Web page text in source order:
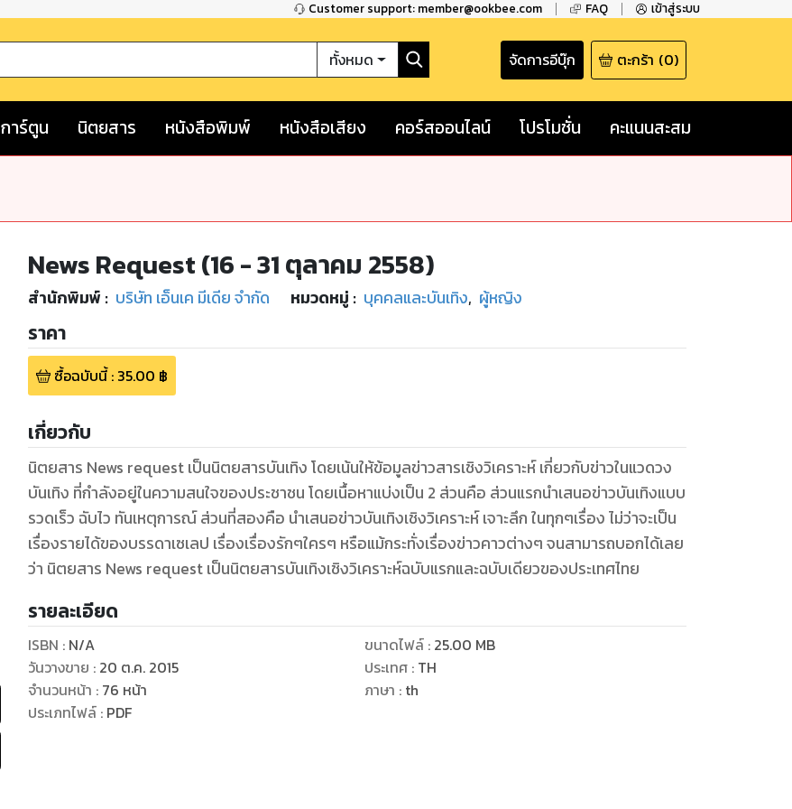
Customer support: member@ookbee.com FAQ เข้าสู่ระบบ
ทั้งหมด จัดการอีบุ๊ก ตะกร้า (0)
การ์ตูน นิตยสาร หนังสือพิมพ์ หนังสือเสียง คอร์สออนไลน์ โปรโมชั่น คะแนนสะสม
News Request (16 - 31 ตุลาคม 2558)
สำนักพิมพ์ : บริษัท เอ็นเค มีเดีย จำกัด หมวดหมู่ : บุคคลและบันเทิง, ผู้หญิง
ราคา
ซื้อฉบับนี้: 35.00 ฿
เกี่ยวกับ
นิตยสาร News request เป็นนิตยสารบันเทิง โดยเน้นให้ข้อมูลข่าวสารเชิงวิเคราะห์ เกี่ยวกับข่าวในแวดวง
บันเทิง ที่กำลังอยู่ในความสนใจของประชาชน โดยเนื้อหาแบ่งเป็น 2 ส่วนคือ ส่วนแรกนำเสนอข่าวบันเทิงแบบ
รวดเร็ว ฉับไว ทันเหตุการณ์ ส่วนที่สองคือ นำเสนอข่าวบันเทิงเชิงวิเคราะห์ เจาะลึก ในทุกๆเรื่อง ไม่ว่าจะเป็น
เรื่องรายได้ของบรรดาเซเลป เรื่องเรื่องรักๆใครๆ หรือแม้กระทั่งเรื่องข่าวคาวต่างๆ จนสามารถบอกได้เลย
ว่า นิตยสาร News request เป็นนิตยสารบันเทิงเชิงวิเคราะห์ฉบับแรกและฉบับเดียวของประเทศไทย
รายละเอียด
ISBN : N/A
วันวางขาย : 20 ต.ค. 2015
จำนวนหน้า : 76 หน้า
ประเภทไฟล์: PDF
ขนาดไฟล์: 25.00 MB
ประเทศ : TH
ภาษา : th